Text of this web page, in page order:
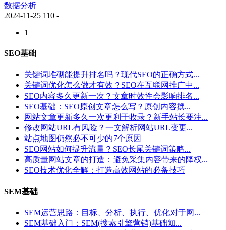
数据分析
2024-11-25 110 -
1
SEO基础
关键词堆砌能提升排名吗？现代SEO的正确方式...
关键词优化怎么做才有效？SEO在互联网推广中...
SEO内容多久更新一次？文章时效性会影响排名...
SEO基础：SEO原创文章怎么写？原创内容撰...
网站文章更新多久一次更利于收录？新手站长要注...
修改网站URL有风险？一文解析网站URL变更...
站点地图仍然必不可少的7个原因
SEO网站如何提升流量？SEO长尾关键词策略...
高质量网站文章的打造：避免采集内容带来的降权...
SEO技术优化全解：打造高效网站的必备技巧
SEM基础
SEM运营思路：目标、分析、执行、优化对于网...
SEM基础入门：SEM(搜索引擎营销)基础知...